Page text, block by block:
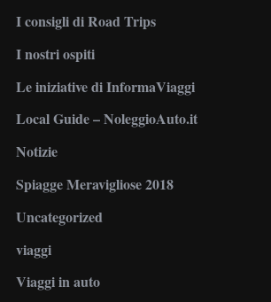
I consigli di Road Trips
I nostri ospiti
Le iniziative di InformaViaggi
Local Guide – NoleggioAuto.it
Notizie
Spiagge Meravigliose 2018
Uncategorized
viaggi
Viaggi in auto